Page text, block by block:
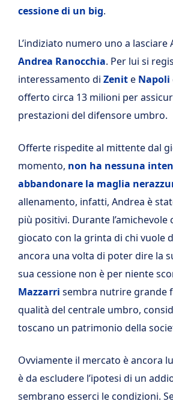
cessione di un big.
L’indiziato numero uno a lasciare
Andrea Ranocchia. Per lui si
interessamento di Zenite Napoli
offerto circa 13 milioni per
prestazioni del difensore umbro.
Offerte rispedite al mittente dal
momento, non ha nessuna
abbandonare la maglia
allenamento, infatti, Andrea è
più positivi. Durante l’amichevole
giocato con la grinta di chi vuole
ancora una volta di poter dire la
sua cessione non è per niente
Mazzarri sembra nutrire grande
qualità del centrale umbro,
toscano un patrimonio della
Ovviamente il mercato è ancora
è da escludere l’ipotesi di un
sembrano esserci le condizioni.